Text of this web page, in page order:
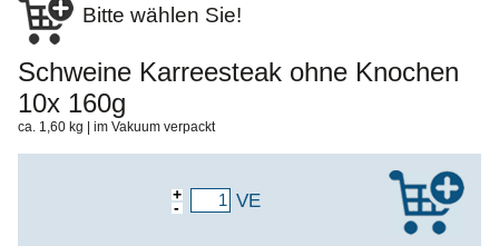
Pommes & Wedges
Mehlspeisen
Käse, Milch, Eier
Teigwaren
Gebäck
Getränke
Wein
Bitte wählen Sie!
Schweine Karreesteak ohne Knochen
10x 160g
ca. 1,60 kg | im Vakuum verpackt
+
- VE